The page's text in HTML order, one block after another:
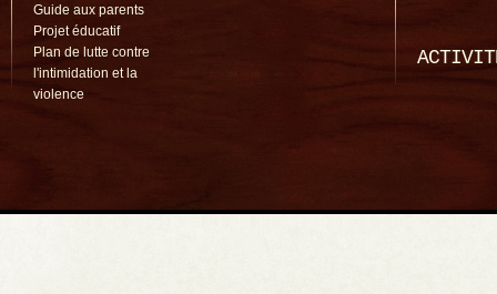
Guide aux parents
Projet éducatif
Plan de lutte contre
l'intimidation et la
violence